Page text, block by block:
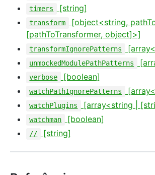
timers [string]
transform
[object<string,
[pathToTransformer, object]>]
transformIgnorePatterns
unmockedModulePathPatterns
verbose [boolean]
watchPathIgnorePatterns
watchPlugins [array<string |
watchman [boolean]
// [string]